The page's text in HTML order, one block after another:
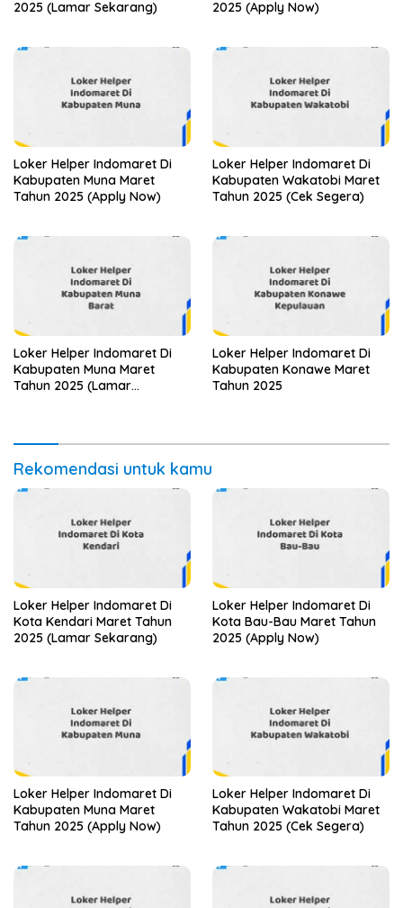
2025 (Lamar Sekarang)
2025 (Apply Now)
Loker Helper Indomaret Di
Kabupaten Muna Maret
Tahun 2025 (Apply Now)
Loker Helper Indomaret Di
Kabupaten Wakatobi Maret
Tahun 2025 (Cek Segera)
Loker Helper Indomaret Di
Kabupaten Muna Maret
Tahun 2025 (Lamar
Loker Helper Indomaret Di
Kabupaten Konawe Maret
Tahun 2025
Rekomendasi untuk kamu
Loker Helper Indomaret Di
Kota Kendari Maret Tahun
2025 (Lamar Sekarang)
Loker Helper Indomaret Di
Kota Bau-Bau Maret Tahun
2025 (Apply Now)
Loker Helper Indomaret Di
Kabupaten Muna Maret
Tahun 2025 (Apply Now)
Loker Helper Indomaret Di
Kabupaten Wakatobi Maret
Tahun 2025 (Cek Segera)